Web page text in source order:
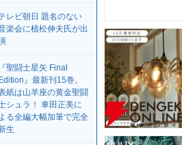
レビ朝日 題名のない
楽会に植松伸夫氏が出
『聖闘士星矢 Final
Edition』最新刊15巻。
紙は山羊座の黄金聖闘
シュラ！ 車田正美に
る全編大幅加筆で完全
生